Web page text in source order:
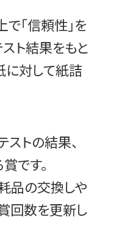
「信頼性」を
ト結果をもと
に対して紙詰
トの結果、
です。
品の交換しや
回数を更新し